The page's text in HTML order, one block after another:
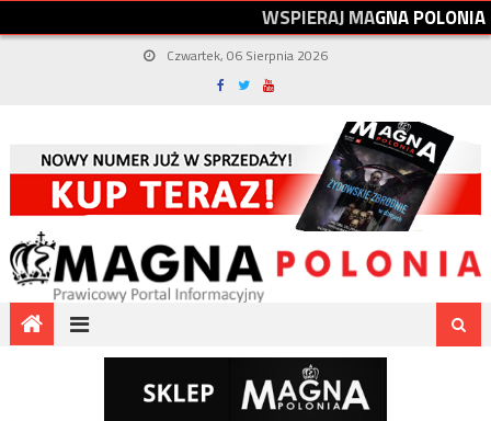
WSPIERAJMAGNAPOLONIA
Czwartek, 06 Sierpnia 2026